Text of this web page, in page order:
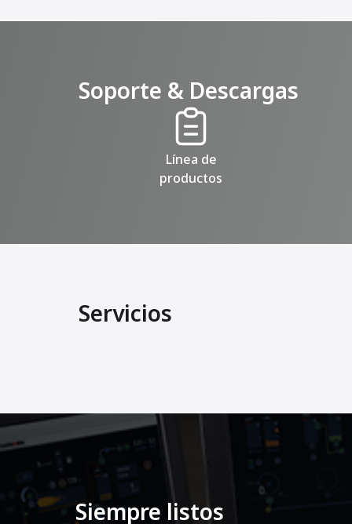
Soporte & Descargas
Línea de
productos
Servicios
Siempre listos